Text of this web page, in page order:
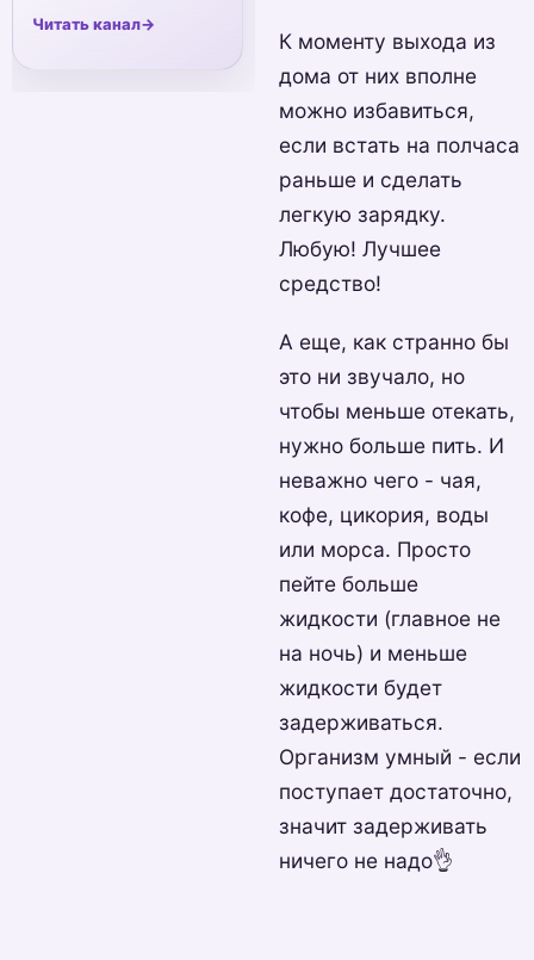
К моменту выхода из
дома от них вполне
можно избавиться,
если встать на полчаса
раньше и сделать
легкую зарядку.
Любую! Лучшее
средство!
А еще, как странно бы
это ни звучало, но
чтобы меньше отекать,
нужно больше пить. И
неважно чего - чая,
кофе, цикория, воды
или морса. Просто
пейте больше
жидкости (главное не
на ночь) и меньше
жидкости будет
задерживаться.
Организм умный - если
поступает достаточно,
значит задерживать
ничего не надо👌
Читать канал→